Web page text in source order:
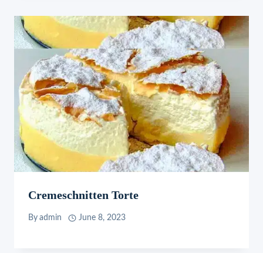
Cremeschnitten Torte
By admin June 8, 2023